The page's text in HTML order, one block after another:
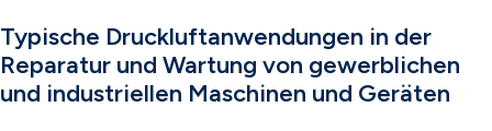
Typische Druckluftanwendungen in der
Reparatur und Wartung von gewerblichen
und industriellen Maschinen und Geräten